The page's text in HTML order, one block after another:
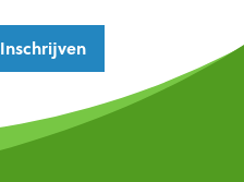
Inschrijven